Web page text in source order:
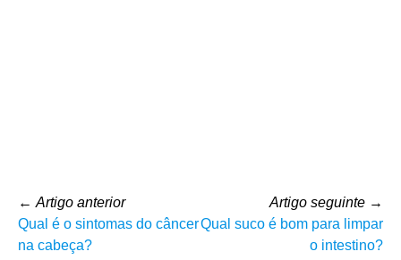
← Artigo anterior
Qual é o sintomas do câncer
na cabeça?
Artigo seguinte →
Qual suco é bom para limpar
o intestino?